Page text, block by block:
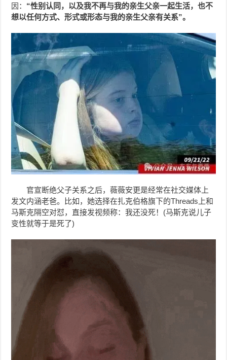
因： “性别认同，以及我不再与我的亲生父亲一起生活，也不
想以任何方式、形式或形态与我的亲生父亲有关系”。
官宣断绝父子关系之后，薇薇安更是经常在社交媒体上
发文内涵老爸。
比如，她选择在扎克伯格旗下的Threads上和
马斯克隔空对怼，直接发视频称：我还没死！ (马斯克说儿子
变性就等于是死了)